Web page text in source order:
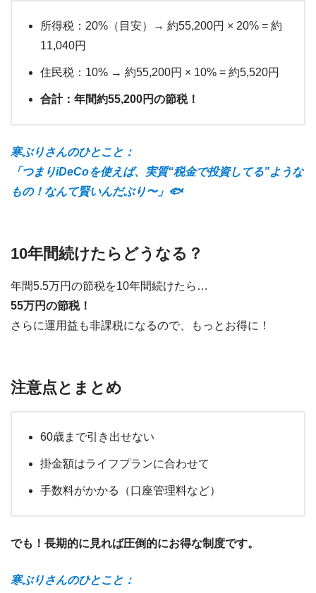
所得税：20%（目安）→ 約55,200円 × 20% = 約
11,040円
住民税：10% → 約55,200円 × 10% = 約5,520円
合計：年間約55,200円の節税！
寒ぶりさんのひとこと：
「つまりiDeCoを使えば、実質“税金で投資してる”ような
もの！なんて賢いんだぶり〜」🐟
10年間続けたらどうなる？
年間5.5万円の節税を10年間続けたら…
55万円の節税！
さらに運用益も非課税になるので、もっとお得に！
注意点とまとめ
60歳まで引き出せない
掛金額はライフプランに合わせて
手数料がかかる（口座管理料など）
でも！長期的に見れば圧倒的にお得な制度です。
寒ぶりさんのひとこと：